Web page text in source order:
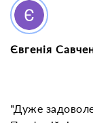
Євгенія
"Дуже